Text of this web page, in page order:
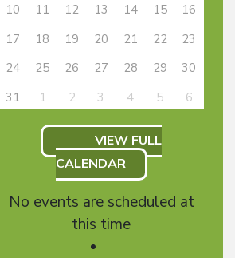
10
11 12 13 14 15
16
17
18 19 20 21 22
23
24
25 26 27 28 29
30
31
1 2 3 4 5 6
VIEW FULL
CALENDAR
No events are scheduled at
this time